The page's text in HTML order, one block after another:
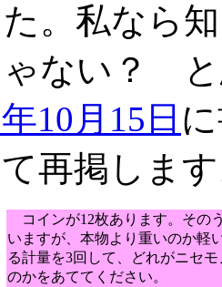
。私なら
ゃない？
10月15日
再掲しま
コインが12枚あります。その
いますが、本物より重いのか軽
る計量を3回して、どれがニセ
のかをあててください。